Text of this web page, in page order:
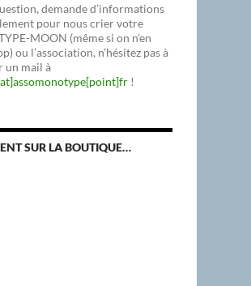
demande d’informations
pour nous crier votre
MOON (même si on n’en
ou l’association, n’hésitez pas à
un mail à
!
SUR LA BOUTIQUE…